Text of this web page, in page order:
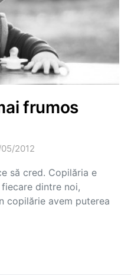
frumos
2012
să cred. Copilăria e
dintre noi,
copilărie avem puterea